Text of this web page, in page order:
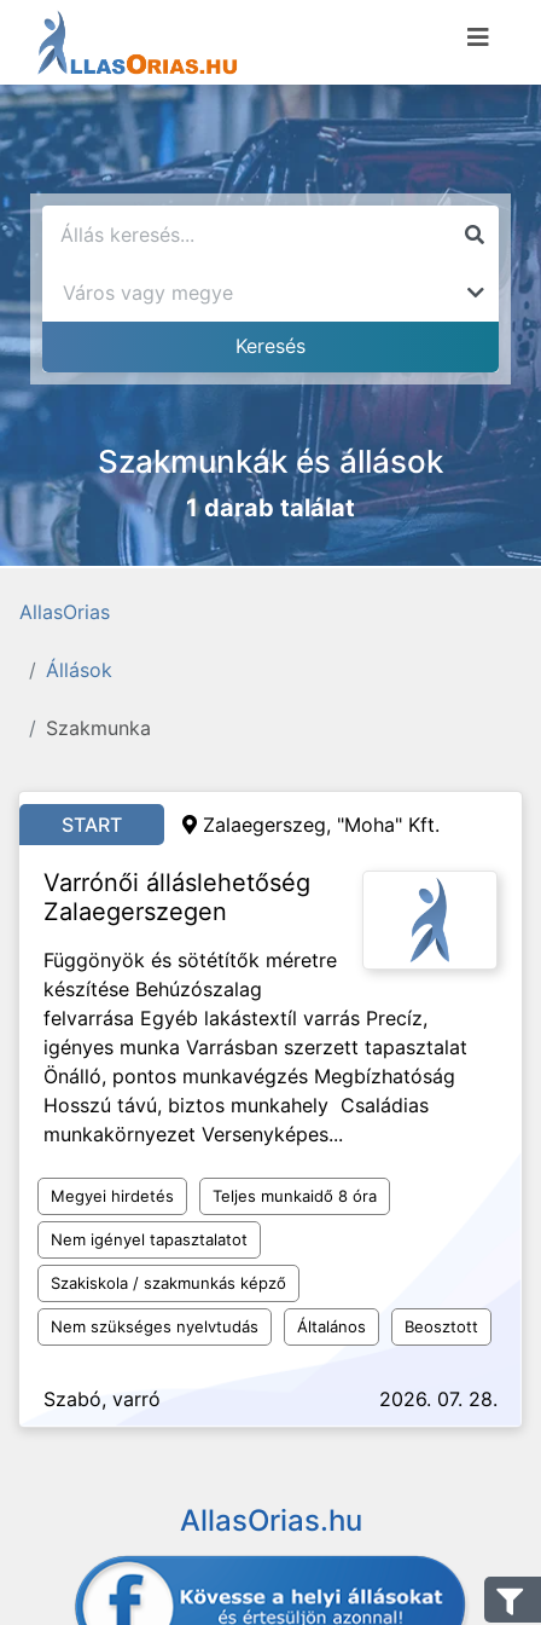
Szakmunkák és állások
1 darab találat
AllasOrias
Állások
Szakmunka
START Zalaegerszeg, "Moha" Kft.
Varrónői álláslehetőség
Zalaegerszegen
Függönyök és sötétítők méretre
készítése Behúzószalag
felvarrása Egyéb lakástextíl varrás Precíz,
igényes munka Varrásban szerzett tapasztalat
Önálló, pontos munkavégzés Megbízhatóság
Hosszú távú, biztos munkahely Családias
munkakörnyezet Versenyképes...
Megyei hirdetés Teljes munkaidő 8 óra
Nem igényel tapasztalatot
Szakiskola / szakmunkás képző
Nem szükséges nyelvtudás Általános Beosztott
Szabó, varró 2026. 07. 28.
AllasOrias.hu